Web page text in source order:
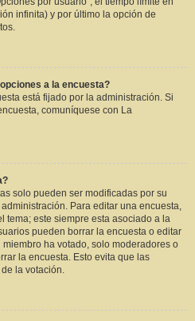
infinita) y por último la opción de
a la encuesta?
está fijado por la administración. Si
comuníquese con La
solo pueden ser modificadas por su
Para editar una encuesta,
tema; este siempre esta asociado a la
pueden borrar la encuesta o editar
ha votado, solo moderadores o
la encuesta. Esto evita que las
la votación.